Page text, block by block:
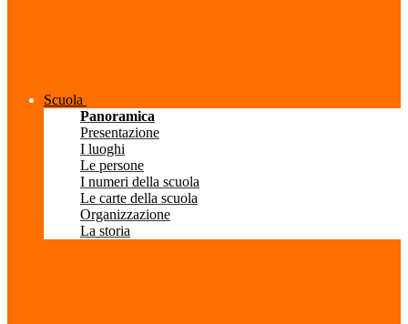
Scuola
Panoramica
Presentazione
I luoghi
Le persone
I numeri della scuola
Le carte della scuola
Organizzazione
La storia